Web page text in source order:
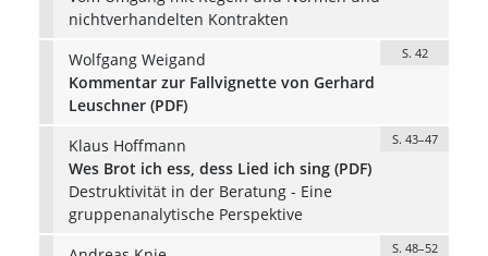
nichtverhandelten Kontrakten
Wolfgang Weigand
S. 42
Kommentar zur Fallvignette von Gerhard
Leuschner (PDF)
Klaus Hoffmann
S. 43–47
Wes Brot ich ess, dess Lied ich sing (PDF)
Destruktivität in der Beratung - Eine
gruppenanalytische Perspektive
S. 48–52